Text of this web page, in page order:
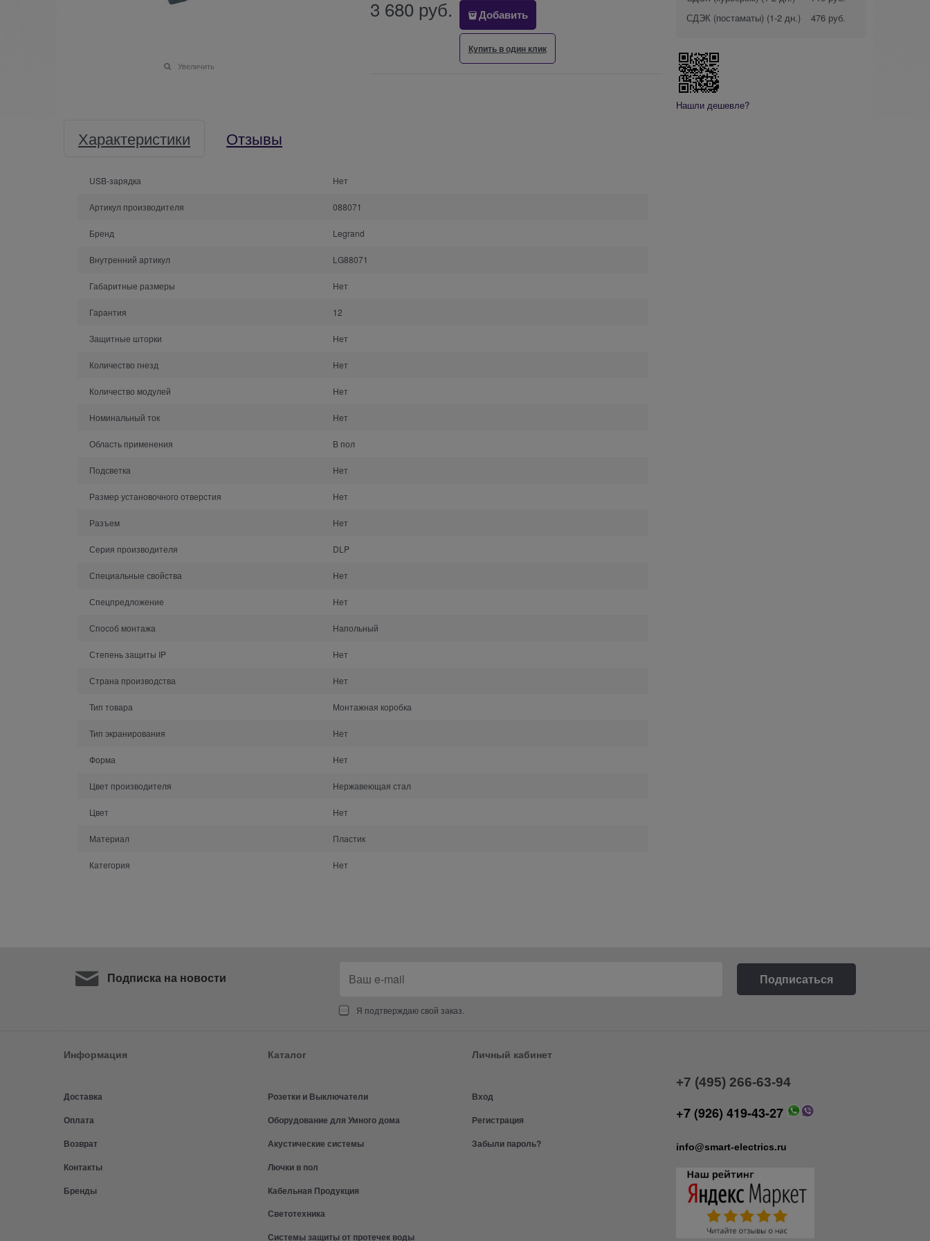
Увеличить
3 680 руб. Добавить
Купить в один клик
Характеристики Отзывы
USB-зарядка Нет
Артикул производителя 088071
Бренд Legrand
Внутренний артикул LG88071
Габаритные размеры Нет
Гарантия 12
Защитные шторки Нет
Количество гнезд Нет
Количество модулей Нет
Номинальный ток Нет
Область применения В пол
Подсветка Нет
Размер установочного отверстия Нет
Разъем Нет
Серия производителя DLP
Специальные свойства Нет
Спецпредложение Нет
Способ монтажа Напольный
Степень защиты IP Нет
Страна производства Нет
Тип товара Монтажная коробка
Тип экранирования Нет
Форма Нет
Цвет производителя Нержавеющая стал
Цвет Нет
Материал Пластик
Категория Нет
СДЭК (постаматы) (1-2 дн.) 476 руб.
Нашли дешевле?
Подписка на новости
Я подтверждаю свой заказ.
Информация
Доставка
Оплата
Возврат
Контакты
Бренды
Каталог
Розетки и Выключатели
Оборудование для Умного дома
Акустические системы
Лючки в пол
Кабельная Продукция
Светотехника
Системы защиты от протечек воды
Личный кабинет
Вход
Регистрация
Забыли пароль?
+7 (495) 266-63-94
+7 (926) 419-43-27
info@smart-electrics.ru